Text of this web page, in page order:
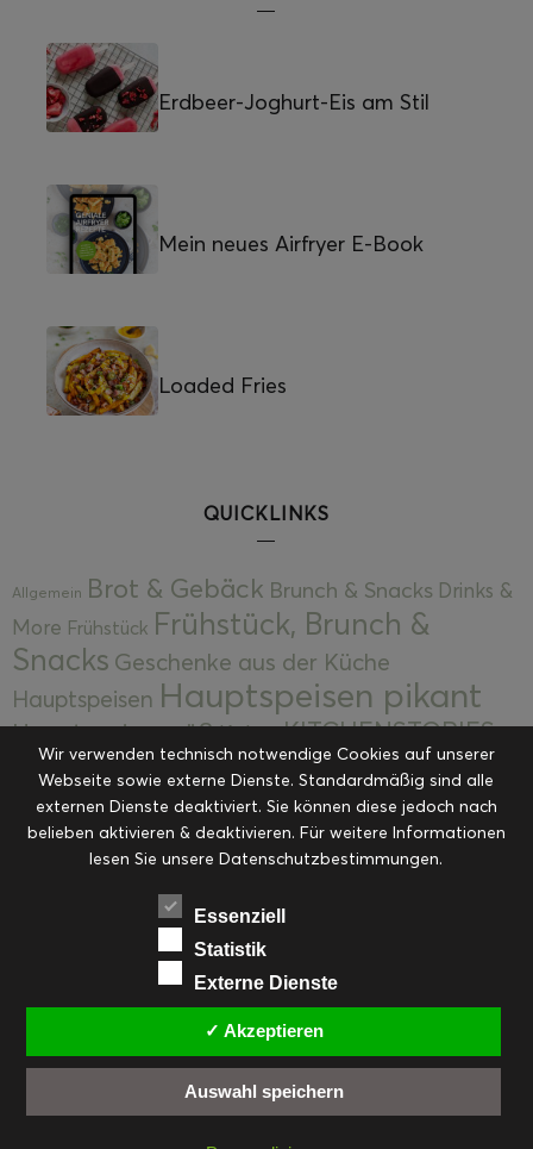
Erdbeer-Joghurt-Eis am Stil
Mein neues Airfryer E-Book
Loaded Fries
QUICKLINKS
Allgemein Brot & Gebäck Brunch & Snacks Drinks &
More Frühstück Frühstück, Brunch &
Snacks Geschenke aus der Küche
Hauptspeisen Hauptspeisen pikant
Hauptspeisen süßKekseKITCHENSTORIES
Kuchen, Torten & Desserts Kuchen und
Desserts Kulinarik Kulinarische Mitbringsel &
Eingemachtes Ohne Kategorie Ostern Resteküche
RezepteSaisonalSliderStartseite
Suppen, Salate & Vorspeisen
Vorspeisen, Salate & Suppen
Weihnachten Workshops & Events
FACEBOOK PINTEREST
EMAIL
Wir verwenden technisch notwendige Cookies auf unserer
Webseite sowie externe Dienste. Standardmäßig sind alle
externen Dienste deaktiviert. Sie können diese jedoch nach
belieben aktivieren & deaktivieren. Für weitere Informationen
lesen Sie unsere Datenschutzbestimmungen.
Essenziell
Statistik
Externe Dienste
✓ Akzeptieren
Auswahl speichern